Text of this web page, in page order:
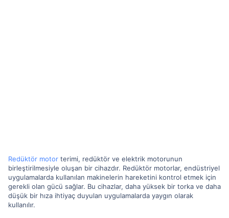
Redüktör motor terimi, redüktör ve elektrik motorunun
birleştirilmesiyle oluşan bir cihazdır. Redüktör motorlar, endüstriyel
uygulamalarda kullanılan makinelerin hareketini kontrol etmek için
gerekli olan gücü sağlar. Bu cihazlar, daha yüksek bir torka ve daha
düşük bir hıza ihtiyaç duyulan uygulamalarda yaygın olarak
kullanılır.